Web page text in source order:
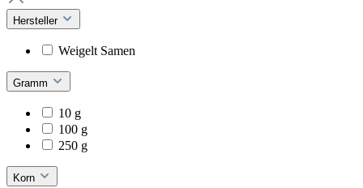
Hersteller
Weigelt Samen
Gramm
10 g
100 g
250 g
Korn